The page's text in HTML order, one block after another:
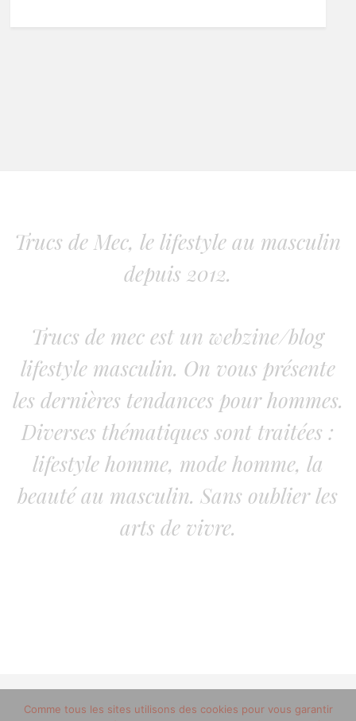
Trucs de Mec, le lifestyle au masculin
depuis 2012.
Trucs de mec est un webzine/blog
lifestyle masculin. On vous présente
les dernières tendances pour hommes.
Diverses thématiques sont traitées :
lifestyle homme, mode homme, la
beauté au masculin. Sans oublier les
arts de vivre.
© 2012-2020 copyright trucsdemec.fr - blog lifestyle
Comme tous les sites utilisons des cookies pour vous garantir